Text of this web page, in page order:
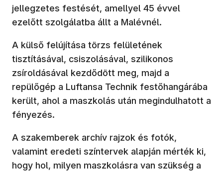
jellegzetes festését, amellyel 45 évvel
ezelőtt szolgálatba állt a Malévnél.
A külső felújítása törzs felületének
tisztításával, csiszolásával, szilikonos
zsíroldásával kezdődött meg, majd a
repülőgép a Luftansa Technik festőhangárába
került, ahol a maszkolás után megindulhatott a
fényezés.
A szakemberek archív rajzok és fotók,
valamint eredeti színtervek alapján mérték ki,
hogy hol, milyen maszkolásra van szükség a